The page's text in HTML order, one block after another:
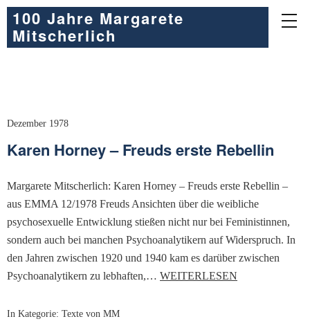
100 Jahre Margarete
Mitscherlich
Dezember 1978
Karen Horney – Freuds erste Rebellin
Margarete Mitscherlich: Karen Horney – Freuds erste Rebellin –
aus EMMA 12/1978 Freuds Ansichten über die weibliche
psychosexuelle Entwicklung stießen nicht nur bei Feministinnen,
sondern auch bei manchen Psychoanalytikern auf Widerspruch. In
den Jahren zwischen 1920 und 1940 kam es darüber zwischen
Psychoanalytikern zu lebhaften,… WEITERLESEN
In Kategorie: Texte von MM